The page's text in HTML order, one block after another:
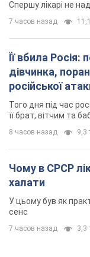
сенс
7 часов назад 3,3 т.
TOP NEWS